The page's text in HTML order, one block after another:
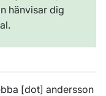
hänvisar dig
[dot] andersson